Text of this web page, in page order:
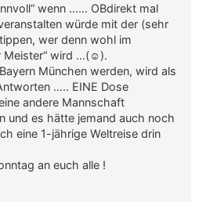
wenn …… OBdirekt mal
würde mit der (sehr
wer denn wohl im
Meister“ wird …(☺).
München werden, wird als
….. EINE Dose
andere Mannschaft
und es hätte jemand auch noch
eine 1-jährige Weltreise drin
an euch alle !